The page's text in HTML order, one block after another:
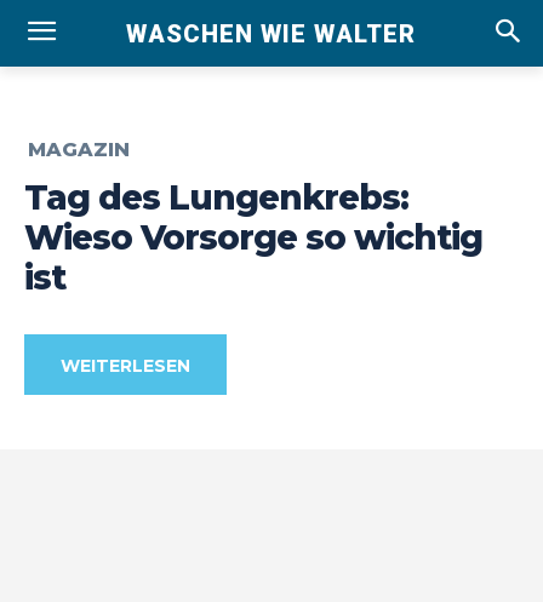
WASCHEN WIE WALTER
MAGAZIN
Tag des Lungenkrebs:
Wieso Vorsorge so wichtig
ist
WEITERLESEN